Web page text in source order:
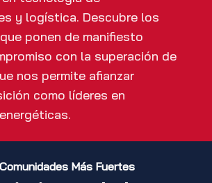
y logística. Descubre los
ponen de manifiesto
con la superación de
nos permite afianzar
como líderes en
Más Fuertes